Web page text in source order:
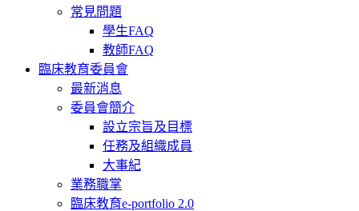
常見問題
學生FAQ
教師FAQ
臨床教育委員會
最新消息
委員會簡介
設立宗旨及目標
任務及組織成員
大事紀
業務職掌
臨床教育e-portfolio 2.0